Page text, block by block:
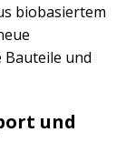
biobasiertem
und
und